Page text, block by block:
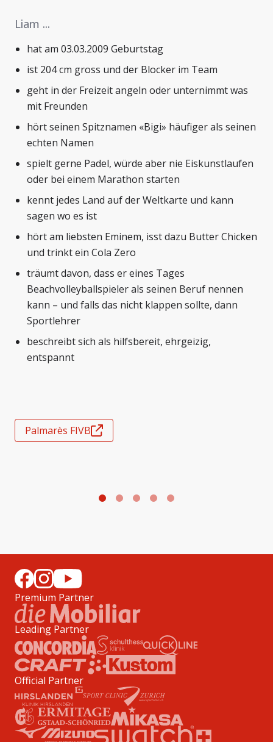
Liam ...
hat am 03.03.2009 Geburtstag
ist 204 cm gross und der Blocker im Team
geht in der Freizeit angeln oder unternimmt was
mit Freunden
hört seinen Spitznamen «Bigi» häufiger als seinen
echten Namen
spielt gerne Padel, würde aber nie Eiskunstlaufen
oder bei einem Marathon starten
kennt jedes Land auf der Weltkarte und kann
sagen wo es ist
hört am liebsten Eminem, isst dazu Butter Chicken
und trinkt ein Cola Zero
träumt davon, dass er eines Tages
Beachvolleyballspieler als seinen Beruf nennen
kann – und falls das nicht klappen sollte, dann
Sportlehrer
beschreibt sich als hilfsbereit, ehrgeizig,
entspannt
Palmarès FIVB
Premium Partner
Leading Partner
Official Partner